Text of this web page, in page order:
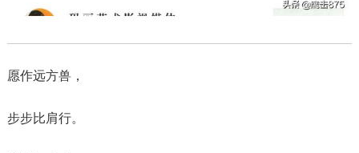
愿作远方兽，
步步比肩行。